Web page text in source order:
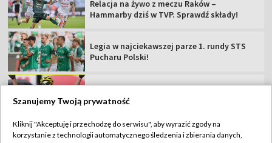
Kto wygra 83. TdP? Sprawdź klasyfikację
Sklep TVP
Polityka prywatności
Szanujemy Twoją prywatność
Kliknij "Akceptuję i przechodzę do serwisu", aby wyrazić zgody na
korzystanie z technologii automatycznego śledzenia i zbierania danych,